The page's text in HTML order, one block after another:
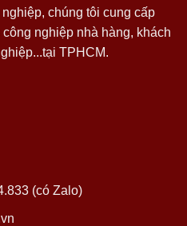
chúng tôi cung cấp
nghiệp nhà hàng, khách
TPHCM.
(có Zalo)